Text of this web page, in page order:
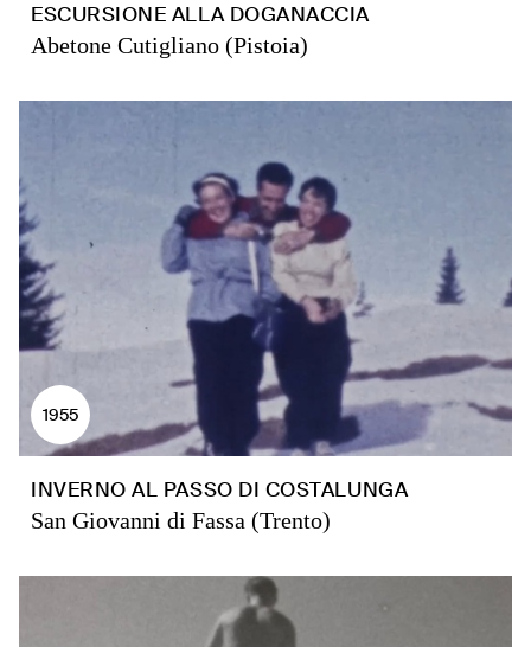
ESCURSIONE ALLA DOGANACCIA
Abetone Cutigliano (Pistoia)
1955
INVERNO AL PASSO DI COSTALUNGA
San Giovanni di Fassa (Trento)